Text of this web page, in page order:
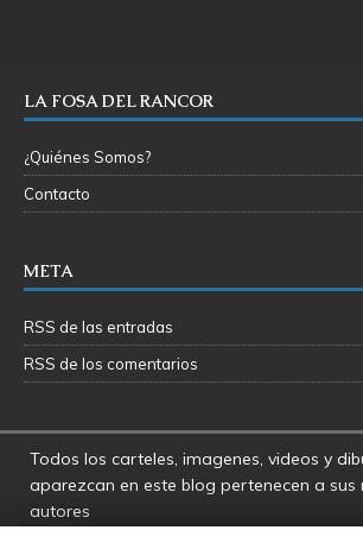
LA FOSA DEL RANCOR
¿Quiénes Somos?
Contacto
META
RSS de las entradas
RSS de los comentarios
Todos los carteles, imagenes, videos y
aparezcan en este blog pertenecen a sus
autores